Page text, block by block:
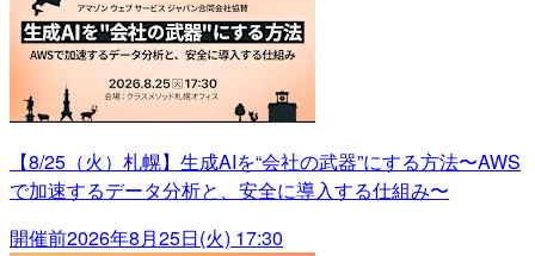
【8/25（火）札幌】生成AIを“会社の武器”にする方法〜AWS
で加速するデータ分析と、安全に導入する仕組み〜
開催前2026年8月25日(火) 17:30